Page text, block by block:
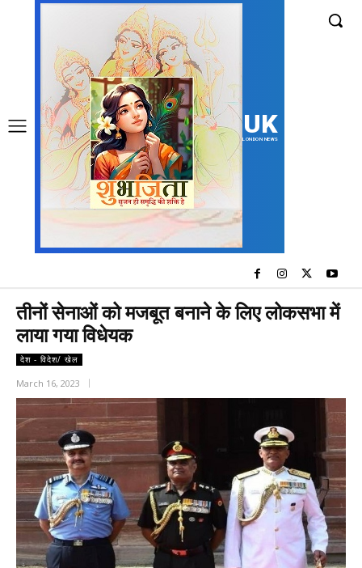
UK
LONDON NEWS
तीनों सेनाओं को मजबूत बनाने के लिए लोकसभा में
लाया गया विधेयक
देश - विदेश/ खेल
March 16, 2023